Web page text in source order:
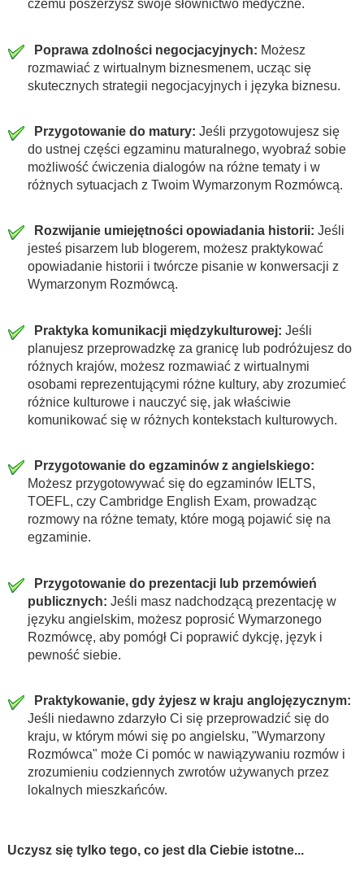
czemu poszerzysz swoje słownictwo medyczne.
Poprawa zdolności negocjacyjnych: Możesz
rozmawiać z wirtualnym biznesmenem, ucząc się
skutecznych strategii negocjacyjnych i języka biznesu.
Przygotowanie do matury: Jeśli przygotowujesz się
do ustnej części egzaminu maturalnego, wyobraź sobie
możliwość ćwiczenia dialogów na różne tematy i w
różnych sytuacjach z Twoim Wymarzonym Rozmówcą.
Rozwijanie umiejętności opowiadania historii: Jeśli
jesteś pisarzem lub blogerem, możesz praktykować
opowiadanie historii i twórcze pisanie w konwersacji z
Wymarzonym Rozmówcą.
Praktyka komunikacji międzykulturowej: Jeśli
planujesz przeprowadzkę za granicę lub podróżujesz do
różnych krajów, możesz rozmawiać z wirtualnymi
osobami reprezentującymi różne kultury, aby zrozumieć
różnice kulturowe i nauczyć się, jak właściwie
komunikować się w różnych kontekstach kulturowych.
Przygotowanie do egzaminów z angielskiego:
Możesz przygotowywać się do egzaminów IELTS,
TOEFL, czy Cambridge English Exam, prowadząc
rozmowy na różne tematy, które mogą pojawić się na
egzaminie.
Przygotowanie do prezentacji lub przemówień
publicznych: Jeśli masz nadchodzącą prezentację w
języku angielskim, możesz poprosić Wymarzonego
Rozmówcę, aby pomógł Ci poprawić dykcję, język i
pewność siebie.
Praktykowanie, gdy żyjesz w kraju anglojęzycznym:
Jeśli niedawno zdarzyło Ci się przeprowadzić się do
kraju, w którym mówi się po angielsku, "Wymarzony
Rozmówca" może Ci pomóc w nawiązywaniu rozmów i
zrozumieniu codziennych zwrotów używanych przez
lokalnych mieszkańców.
Uczysz się tylko tego, co jest dla Ciebie istotne...